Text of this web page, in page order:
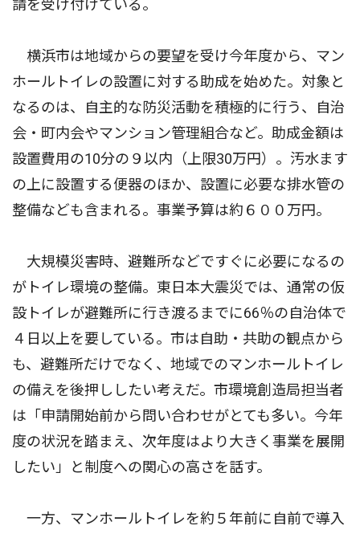
請を受け付けている。
横浜市は地域からの要望を受け今年度から、マン
ホールトイレの設置に対する助成を始めた。対象と
なるのは、自主的な防災活動を積極的に行う、自治
会・町内会やマンション管理組合など。助成金額は
設置費用の10分の９以内（上限30万円）。汚水ます
の上に設置する便器のほか、設置に必要な排水管の
整備なども含まれる。事業予算は約６００万円。
大規模災害時、避難所などですぐに必要になるの
がトイレ環境の整備。東日本大震災では、通常の仮
設トイレが避難所に行き渡るまでに66％の自治体で
４日以上を要している。市は自助・共助の観点から
も、避難所だけでなく、地域でのマンホールトイレ
の備えを後押ししたい考えだ。市環境創造局担当者
は「申請開始前から問い合わせがとても多い。今年
度の状況を踏まえ、次年度はより大きく事業を展開
したい」と制度への関心の高さを話す。
一方、マンホールトイレを約５年前に自前で導入